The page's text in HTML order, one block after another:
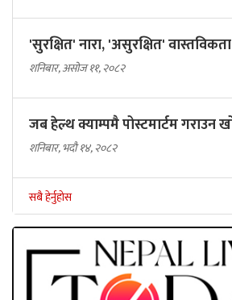
'सुरक्षित' नारा, 'असुरक्षित' वास्तविकता
शनिबार, असोज ११, २०८२
जब हेल्थ क्याम्पमै पोस्टमार्टम गराउन
शनिबार, भदौ १४, २०८२
सबै हेर्नुहोस